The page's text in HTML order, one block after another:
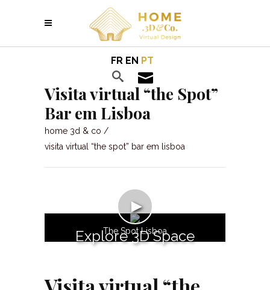
FR EN PT
Visita virtual “the Spot”
Bar em Lisboa
home 3d & co /
visita virtual “the spot” bar em lisboa
►
Explore 3D Space
The Spot Lisboa